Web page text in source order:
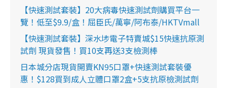
【快速測試套裝】20大病毒快速測試劑購買平台一
覽！低至$9.9/盒！屈臣氏/萬寧/阿布泰/HKTVmall
【快速測試套裝】深水埗電子特賣城$15快速抗原測
試劑 現貨發售！買10支再送3支檢測棒
日本城分店現貨開賣KN95口罩+快速測試套裝優
惠！$128買到成人立體口罩2盒+5支抗原檢測試劑